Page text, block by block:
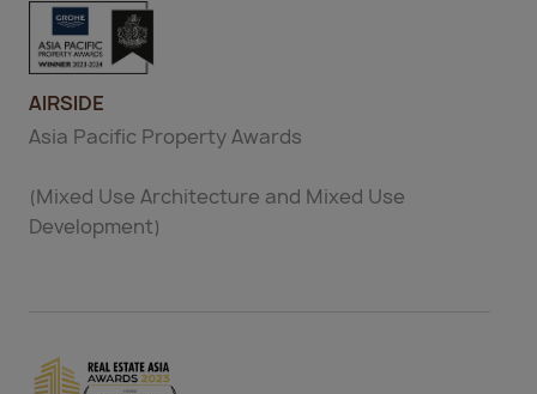
AIRSIDE
Asia Pacific Property Awards
(Mixed Use Architecture and Mixed Use
Development)